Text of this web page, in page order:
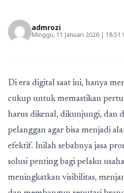
admrozi
Minggu, 11 Januari 2026 | 18:51
Di era digital saat ini, hanya
cukup untuk memastikan
harus dikenal, dikunjungi, dan
pelanggan agar bisa menjadi
efektif. Inilah sebabnya jasa
solusi penting bagi pelaku
meningkatkan visibilitas,